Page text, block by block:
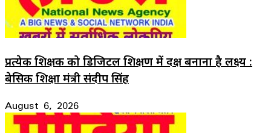
प्रत्येक शिक्षक को डिजिटल शिक्षण में दक्ष बनाना है लक्ष्य :
बेसिक शिक्षा मंत्री संदीप सिंह
August 6, 2026